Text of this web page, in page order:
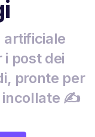
artificiale
i post dei
pronte per
incollate ✍️